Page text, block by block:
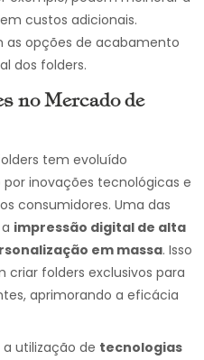
custos adicionais.
as opções de acabamento
dos folders.
no Mercado de
tem evoluído
inovações tecnológicas e
consumidores. Uma das
impressão digital de alta
em massa. Isso
criar folders exclusivos para
aprimorando a eficácia
utilização de tecnologias